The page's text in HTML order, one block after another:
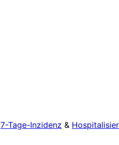
7-Tage-Inzidenz &